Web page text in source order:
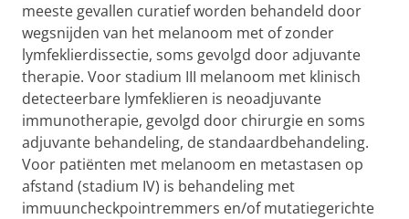
meeste gevallen curatief worden behandeld door
wegsnijden van het melanoom met of zonder
lymfeklierdissectie, soms gevolgd door adjuvante
therapie. Voor stadium III melanoom met klinisch
detecteerbare lymfeklieren is neoadjuvante
immunotherapie, gevolgd door chirurgie en soms
adjuvante behandeling, de standaardbehandeling.
Voor patiënten met melanoom en metastasen op
afstand (stadium IV) is behandeling met
immuuncheckpointremmers en/of mutatiegerichte